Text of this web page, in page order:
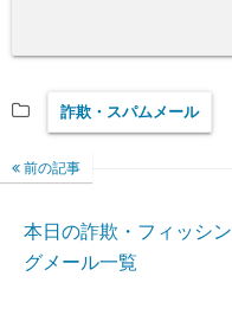
詐欺・スパムメール
前の記事
本日の詐欺・フィッシン
グメール一覧